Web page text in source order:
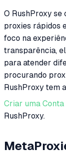
O RushProxy
proxies rápidos
foco na
transparência,
para atender
procurando
RushProxy tem
Criar uma Conta
RushProxy.